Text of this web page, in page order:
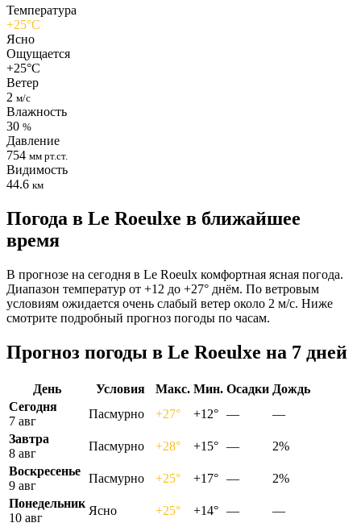
Температура
+25°C
Ясно
Ощущается
+25°C
Ветер
2 м/с
Влажность
30 %
Давление
754 мм рт.ст.
Видимость
44.6 км
Погода в Le Roeulxе в ближайшее
время
В прогнозе на сегодня в Le Roeulx комфортная ясная погода.
Диапазон температур от +12 до +27° днём. По ветровым
условиям ожидается очень слабый ветер около 2 м/с. Ниже
смотрите подробный прогноз погоды по часам.
Прогноз погоды в Le Roeulxе на 7 дней
День Условия Макс. Мин. Осадки Дождь
Сегодня
7 авг
Пасмурно +27° +12° —
—
Завтра
8 авг
Пасмурно +28° +15° —
2%
Воскресенье
9 авг
Пасмурно +25° +17° —
2%
Понедельник
10 авг
Ясно +25° +14° —
—